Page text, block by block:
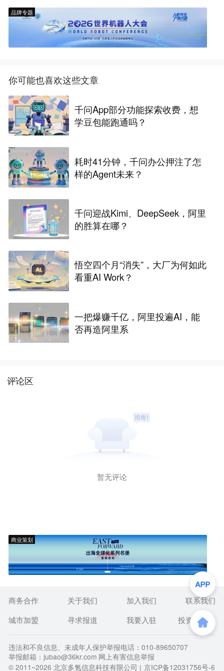
品牌专题
你可能也喜欢这些文章
千问App部分功能探索收费，想
学豆包能跑通吗？
耗时41分钟，千问办公押注了怎
样的Agent未来？
千问迎战Kimi、DeepSeek，阿里
的胜算在哪？
悟空四个月“消失”，大厂为何如此
看重AI Work？
一把爆赚千亿，阿里投遍AI，能
否再造阿里系
评论区
暂无评论
商业策划
商务合作 关于我们 加入我们
联系我们
城市加盟
寻求报道 我要入驻 投资者关系
违法和不良信息、未成年人保护举报电话：010-89650707
举报邮箱：jubao@36kr.com 网上有害信息举报
© 2011~2026 北京多氪信息科技有限公司 | 京ICP备12031756号-6